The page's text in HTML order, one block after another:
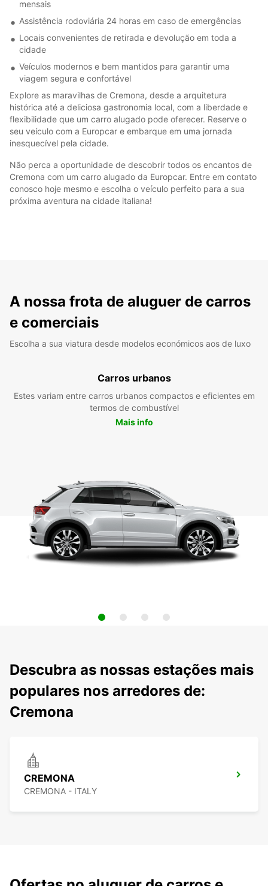
mensais
Assistência rodoviária 24 horas em caso de emergências
Locais convenientes de retirada e devolução em toda a
cidade
Veículos modernos e bem mantidos para garantir uma
viagem segura e confortável
Explore as maravilhas de Cremona, desde a arquitetura
histórica até a deliciosa gastronomia local, com a liberdade e
flexibilidade que um carro alugado pode oferecer. Reserve o
seu veículo com a Europcar e embarque em uma jornada
inesquecível pela cidade.
Não perca a oportunidade de descobrir todos os encantos de
Cremona com um carro alugado da Europcar. Entre em contato
conosco hoje mesmo e escolha o veículo perfeito para a sua
próxima aventura na cidade italiana!
A nossa frota de aluguer de carros
e comerciais
Escolha a sua viatura desde modelos económicos aos de luxo
Carros urbanos
Estes variam entre carros urbanos compactos e eficientes em
termos de combustível
Mais info
Descubra as nossas estações mais
populares nos arredores de:
Cremona
CREMONA
CREMONA - ITALY